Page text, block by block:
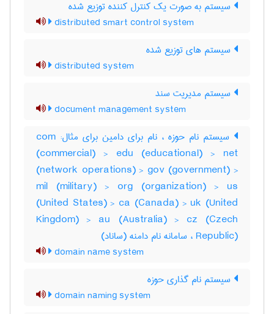
سیستم به صورت یک کنترل کننده توزیع شده
distributed smart control system
سیستم های توزیع شده
distributed system
سیستم مدیریت سند
document management system
سیستم نام حوزه ، نام برای دامین برای مثال: com
(commercial) > edu (educational) > net
(network operations) > gov (government) >
mil (military) > org (organization) > us
(United States) > ca (Canada) > uk (United
Kingdom) > au (Australia) > cz (Czech
Republic) ، سامانه نام دامنه (ساناد)
domain name system
سیستم نام گذاری حوزه
domain naming system